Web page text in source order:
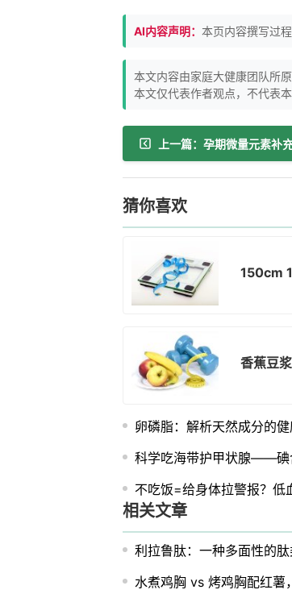
AI内容声明： 本页内容撰写过
本文内容由家庭大健康团队所
本文仅代表作者观点，不代表
猜你喜欢
150cm
香蕉豆
卵磷脂：解析天然成分的
科学吃海带护甲状腺——碘
不吃饭=给身体拉警报？低
相关文章
利拉鲁肽：一种多面性的
水煮鸡胸 vs 烤鸡胸配红薯